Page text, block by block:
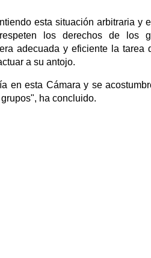
esta situación arbitraria y
los derechos de los
adecuada y eficiente la tarea
a su antojo.
en esta Cámara y se
ha concluido.